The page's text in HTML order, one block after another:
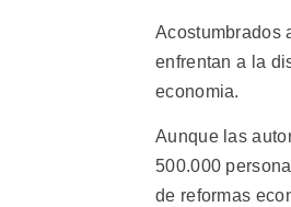
Acostumbrados
enfrentan a la
economia.
Aunque las
500.000
de reformas